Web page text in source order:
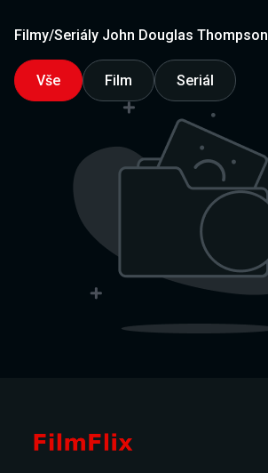
Filmy/Seriály John Douglas Thompson
Vše Film Seriál